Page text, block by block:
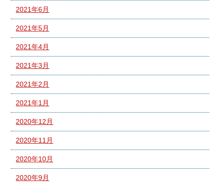
2021年6月
2021年5月
2021年4月
2021年3月
2021年2月
2021年1月
2020年12月
2020年11月
2020年10月
2020年9月